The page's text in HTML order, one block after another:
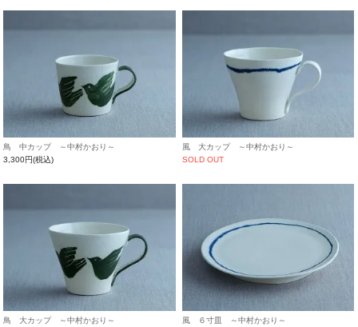
鳥 中カップ ～中村かおり～
3,300円(税込)
風 大カップ ～中村かおり～
SOLD OUT
鳥 大カップ ～中村かおり～
風 ６寸皿 ～中村かおり～